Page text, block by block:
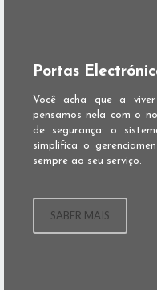
Portas
Você acha que a
pensamos nela com o
de segurança: o
simplifica o
sempre ao seu serviço.
SABER MAIS